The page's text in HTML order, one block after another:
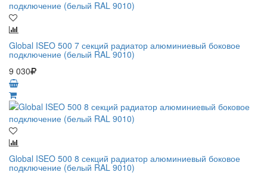
Global ISEO 500 7 секций радиатор алюминиевый боковое
подключение (белый RAL 9010)
9 030
Global ISEO 500 8 секций радиатор алюминиевый боковое
подключение (белый RAL 9010)